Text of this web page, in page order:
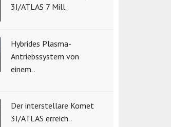
3I/ATLAS 7 Mill..
Hybrides Plasma-
Antriebssystem von
einem..
Der interstellare Komet
3I/ATLAS erreich..